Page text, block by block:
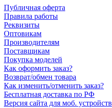
Публичная оферта
Правила работы
Реквизиты
Оптовикам
Производителям
Поставщикам
Покупка моделей
Как оформить заказ?
Возврат/обмен товара
Как изменить/отменить заказ?
Бесплатная доставка по РФ
Версия сайта для моб. устройств